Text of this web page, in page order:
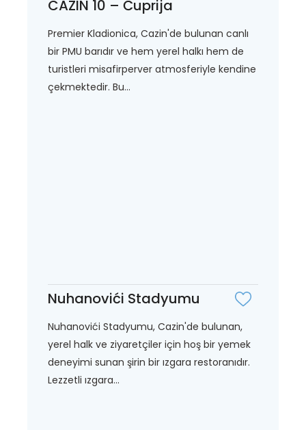
CAZIN 10 – Ćuprija
Premier Kladionica, Cazin'de bulunan canlı
bir PMU barıdır ve hem yerel halkı hem de
turistleri misafirperver atmosferiyle kendine
çekmektedir. Bu...
Nuhanovići Stadyumu
Nuhanovići Stadyumu, Cazin'de bulunan,
yerel halk ve ziyaretçiler için hoş bir yemek
deneyimi sunan şirin bir ızgara restoranıdır.
Lezzetli ızgara...